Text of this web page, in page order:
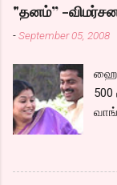
"தனம்” -
-September 05, 2008